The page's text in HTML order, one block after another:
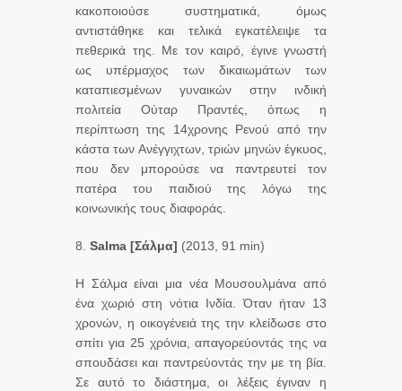
κακοποιούσε συστηματικά, όμως
αντιστάθηκε και τελικά εγκατέλειψε τα
πεθερικά της. Με τον καιρό, έγινε γνωστή
ως υπέρμαχος των δικαιωμάτων των
καταπιεσμένων γυναικών στην ινδική
πολιτεία Ούταρ Πραντές, όπως η
περίπτωση της 14χρονης Ρενού από την
κάστα των Ανέγγιχτων, τριών μηνών έγκυος,
που δεν μπορούσε να παντρευτεί τον
πατέρα του παιδιού της λόγω της
κοινωνικής τους διαφοράς.
8. Salma [Σάλμα] (2013, 91 min)
Η Σάλμα είναι μια νέα Μουσουλμάνα από
ένα χωριό στη νότια Ινδία. Όταν ήταν 13
χρονών, η οικογένειά της την κλείδωσε στο
σπίτι για 25 χρόνια, απαγορεύοντάς της να
σπουδάσει και παντρεύοντάς την με τη βία.
Σε αυτό το διάστημα, οι λέξεις έγιναν η